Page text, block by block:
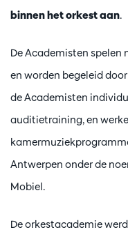
binnen het orkest aan.
De Academisten
en worden begeleid
de Academisten
auditietraining, en
Antwerpen onder de
Mobiel.
De orkestacademie